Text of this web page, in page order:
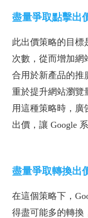
盡量爭取點擊出
此出價策略的目標
次數，從而增加網
合用於新產品的推
重於提升網站瀏覽
用這種策略時，廣
出價，讓 Google
盡量爭取轉換出
在這個策略下，
得盡可能多的轉換